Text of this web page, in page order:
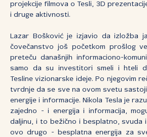
projekcije filmova o Tesli, 3D
i druge aktivnosti.
Lazar Bošković je izjavio da izložba
čovečanstvo još početkom prošlog
preteču današnjih informaciono-
samo da su investitori smeli i hteli
Tesline vizionarske ideje. Po njegovim
tvrdnje da se sve na ovom svetu
energije i informacije. Nikola Tesla je
zajedno - i energija i informacija,
daljinu, i to bežično i besplatno, svuda
ovo drugo - besplatna energija za